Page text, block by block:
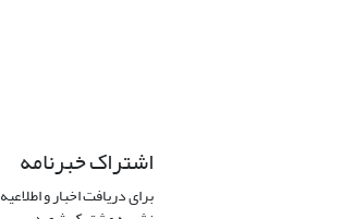
اشتراک خبرنامه
برای دریافت اخبار و